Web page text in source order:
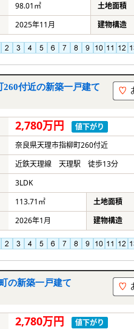
98.01㎡ 土地面積
2025年11月 建物構造
付近の新築一戸建て
2,780万円
値下がり
奈良県天理市指柳町260付近
近鉄天理線 天理駅 徒歩13分
3LDK
113.71㎡ 土地面積
2026年1月 建物構造
の新築一戸建て
2,780万円
値下がり